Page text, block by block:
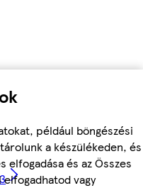
például böngészési
a készülékeden, és
elfogadása és az Összes
vagy